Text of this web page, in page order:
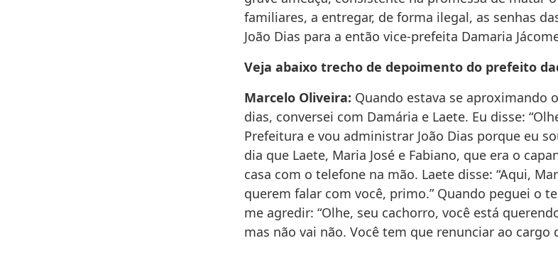
familiares, a entregar, de forma ilegal, as senhas
João Dias para a então vice-prefeita Damaria
Veja abaixo trecho de depoimento do prefeito
Marcelo Oliveira: Quando estava se aproximando
dias, conversei com Damária e Laete. Eu disse:
Prefeitura e vou administrar João Dias porque eu
dia que Laete, Maria José e Fabiano, que era o
casa com o telefone na mão. Laete disse: “Aqui,
querem falar com você, primo.” Quando peguei o
me agredir: “Olhe, seu cachorro, você está
mas não vai não. Você tem que renunciar ao cargo